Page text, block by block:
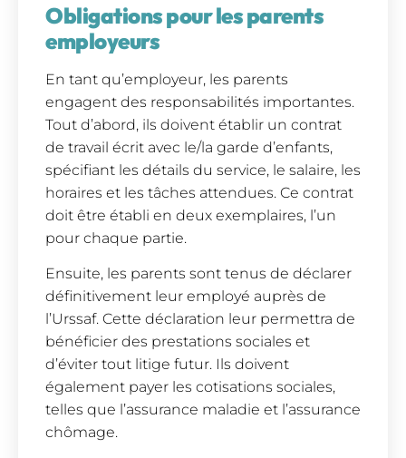
Obligations pour les parents
employeurs
En tant qu’employeur, les parents
engagent des responsabilités importantes.
Tout d’abord, ils doivent établir un contrat
de travail écrit avec le/la garde d’enfants,
spécifiant les détails du service, le salaire, les
horaires et les tâches attendues. Ce contrat
doit être établi en deux exemplaires, l’un
pour chaque partie.
Ensuite, les parents sont tenus de déclarer
définitivement leur employé auprès de
l’Urssaf. Cette déclaration leur permettra de
bénéficier des prestations sociales et
d’éviter tout litige futur. Ils doivent
également payer les cotisations sociales,
telles que l’assurance maladie et l’assurance
chômage.